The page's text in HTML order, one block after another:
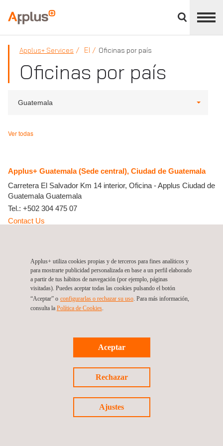
panel
Applus+
Applus+ Services EI Oficinas por país
Oficinas por país
Guatemala
Ver todas
Applus+ Guatemala (Sede central), Ciudad de Guatemala
Carretera El Salvador Km 14 interior, Oficina - Applus Ciudad de
Guatemala Guatemala
Tel.: +502 304 475 07
Contact Us
Applus Norcontrol Guatemala S.A.
Síguenos
Política de privacidad
Política de cookies
Applus+ utiliza cookies propias y de terceros para fines analíticos y
para mostrarte publicidad personalizada en base a un perfil elaborado
a partir de tus hábitos de navegación (por ejemplo, páginas
visitadas). Puedes aceptar todas las cookies pulsando el botón
“Aceptar” o configurarlas o rechazar su uso. Para más información,
consulta la Política de Cookies.
Aceptar
Rechazar
Ajustes